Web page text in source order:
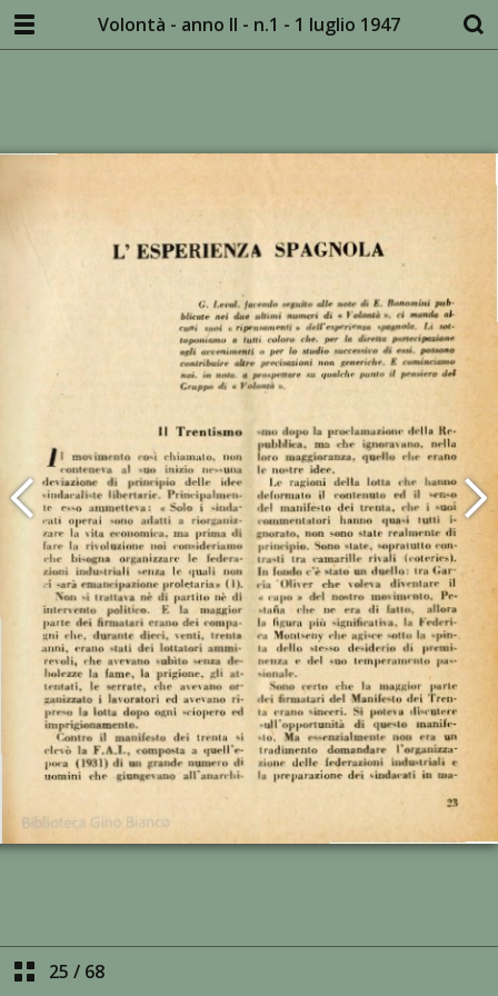
Volontà - anno II - n.1 - 1 luglio 1947
25 / 68